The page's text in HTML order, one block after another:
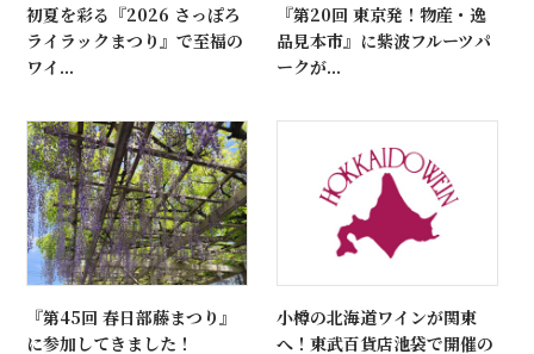
初夏を彩る『2026 さっぽろ
ライラックまつり』で至福の
ワイ...
『第20回 東京発！物産・逸
品見本市』に紫波フルーツパ
ークが...
『第45回 春日部藤まつり』
に参加してきました！
小樽の北海道ワインが関東
へ！東武百貨店池袋で開催の